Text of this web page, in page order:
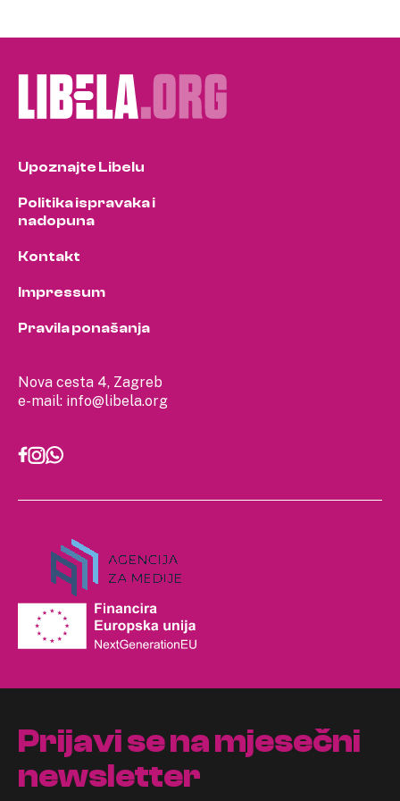
Nova cesta 4, Zagreb
e-mail: info@libela.org
Upoznajte Libelu
Politika ispravaka i
nadopuna
Kontakt
Impressum
Pravila ponašanja
Prijavi se na mjesečni
newsletter